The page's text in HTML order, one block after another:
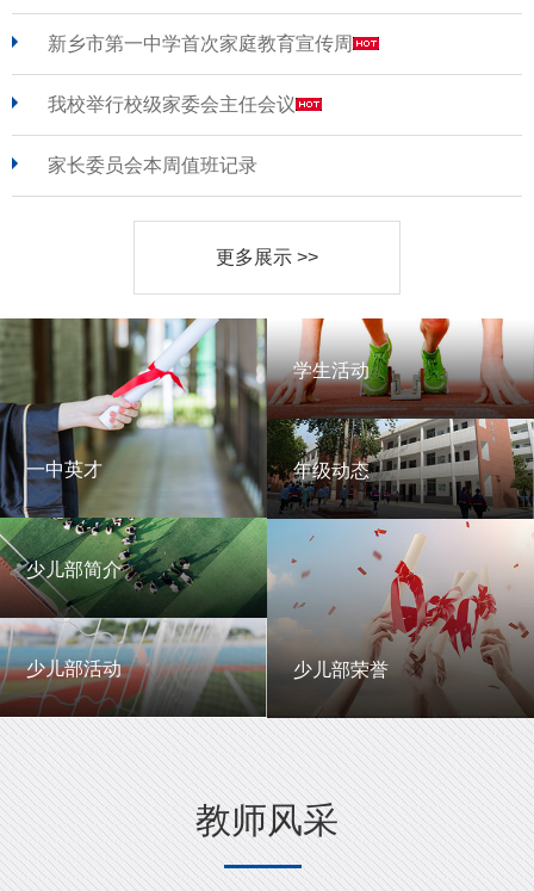
新乡市第一中学首次家庭教育宣传周
我校举行校级家委会主任会议
家长委员会本周值班记录
更多展示 >>
一中英才
一中英才
少儿部简介
少儿部简介
少儿部活动
少儿部活动
学生活动
学生活动
年级动态
年级动态
少儿部荣誉
少儿部荣誉
教师风采